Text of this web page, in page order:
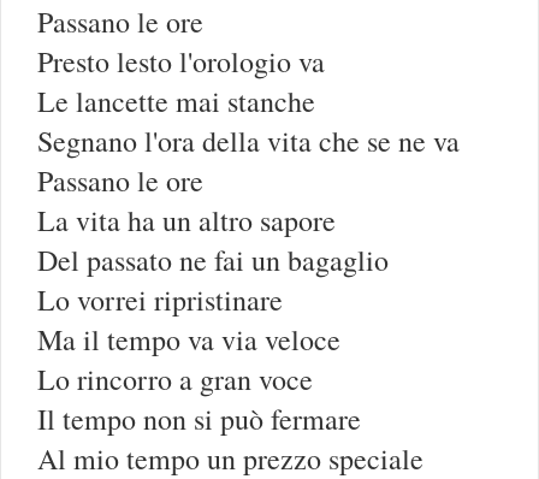
Passano le ore
Presto lesto l'orologio va
Le lancette mai stanche
Segnano l'ora della vita che se ne va
Passano le ore
La vita ha un altro sapore
Del passato ne fai un bagaglio
Lo vorrei ripristinare
Ma il tempo va via veloce
Lo rincorro a gran voce
Il tempo non si può fermare
Al mio tempo un prezzo speciale